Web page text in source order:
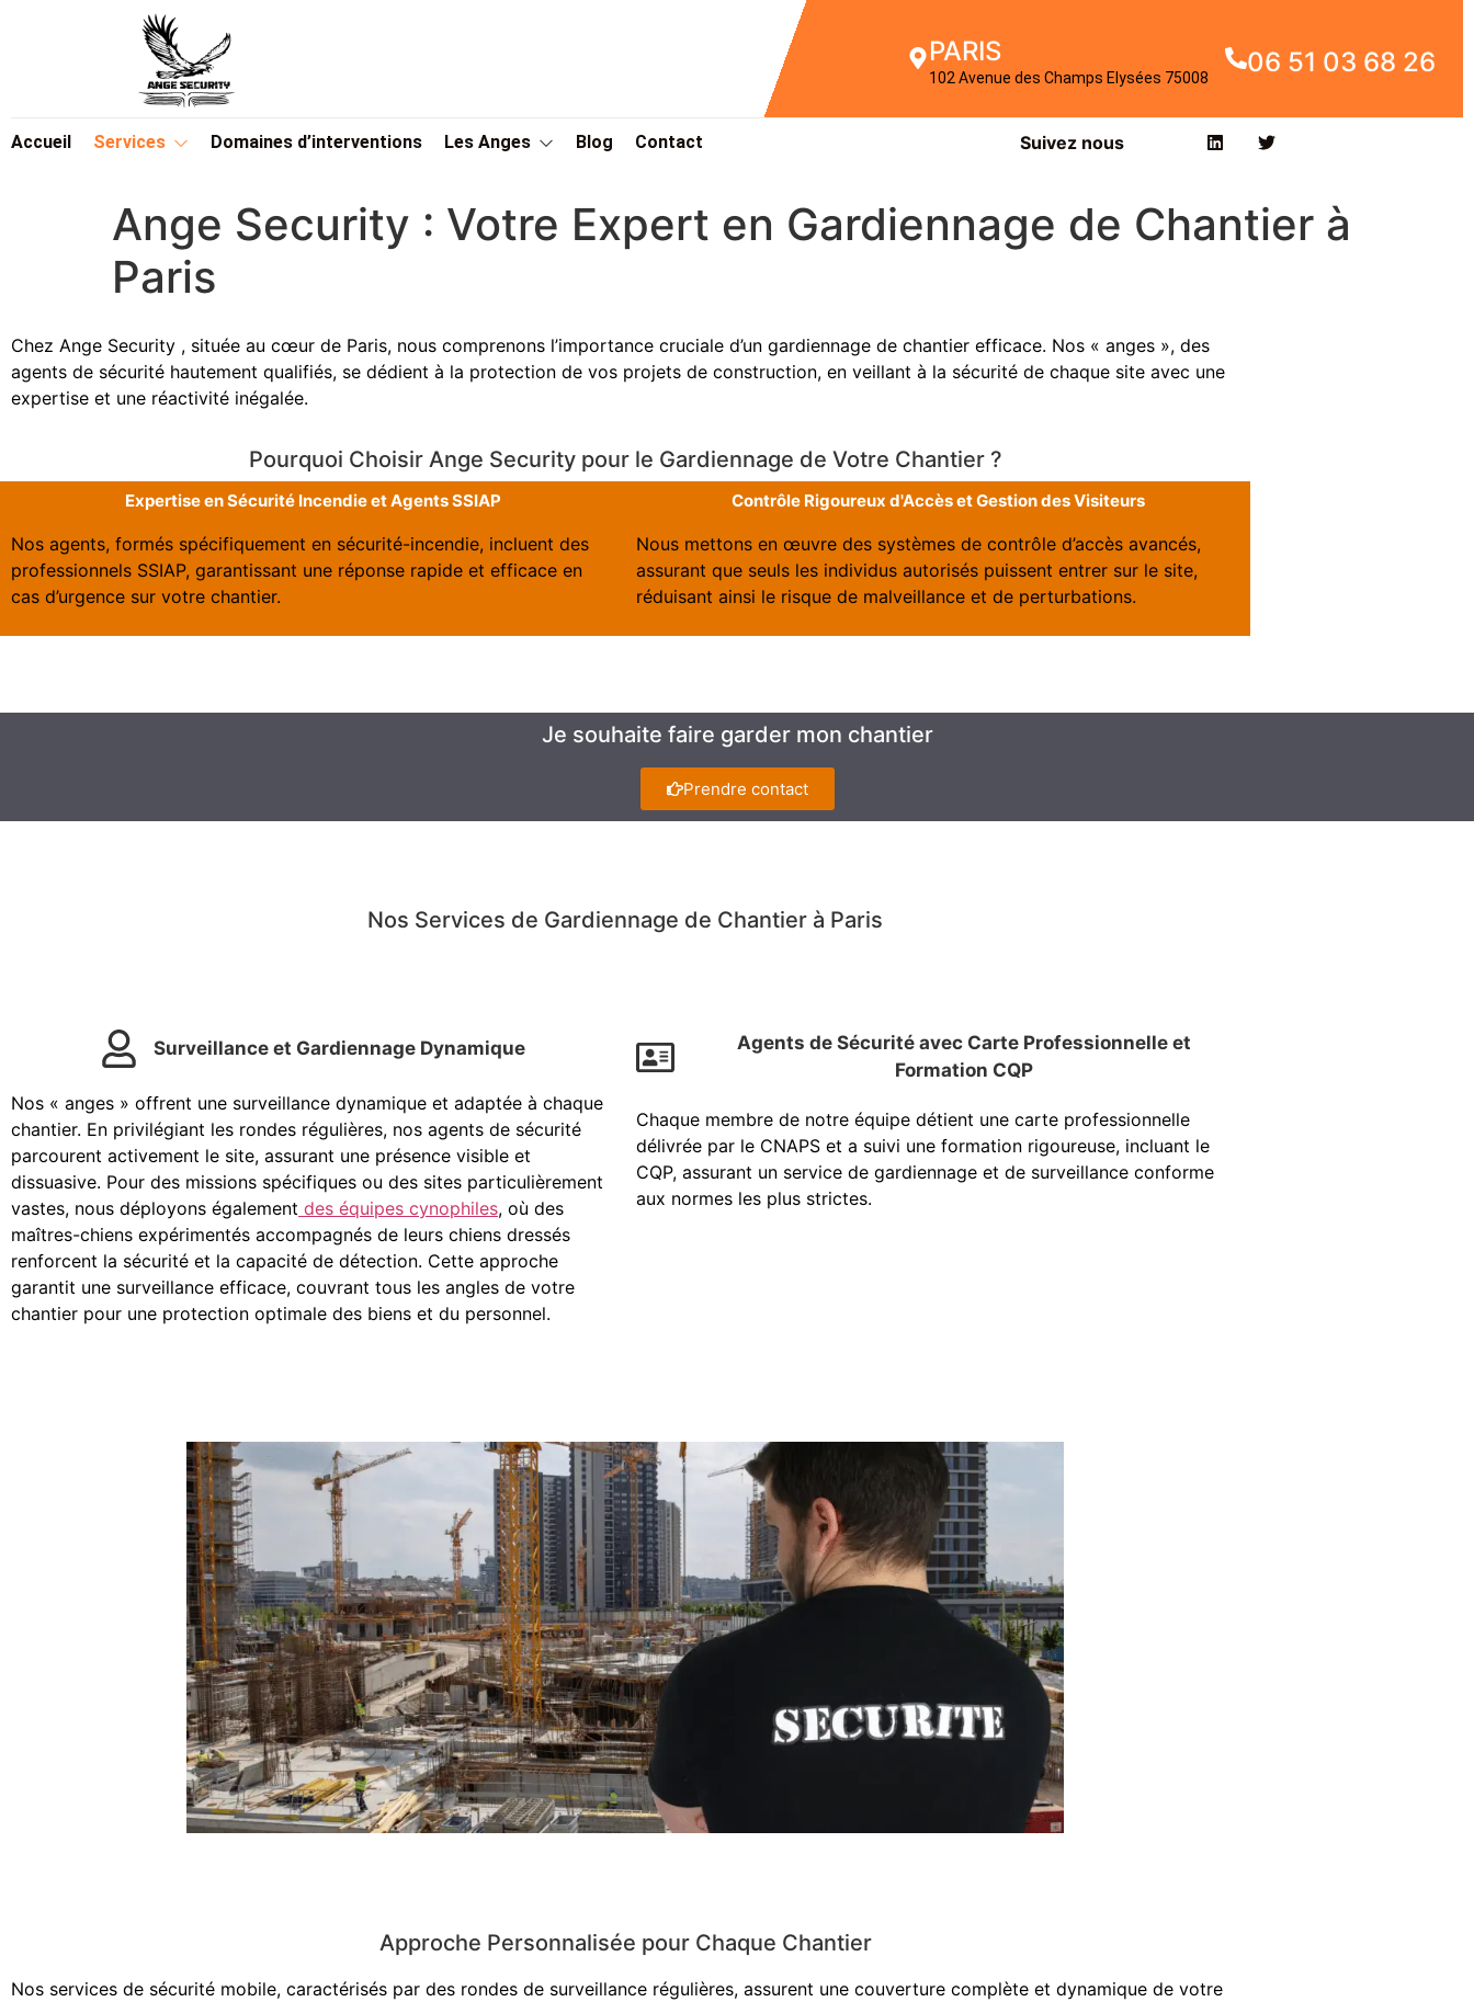
PARIS
102 Avenue des Champs Elysées 75008 06 51 03 68 26
Accueil Services Domaines d’interventions Les Anges Blog Contact Suivez nous
Ange Security : Votre Expert en Gardiennage de Chantier à
Paris
Chez Ange Security , située au cœur de Paris, nous comprenons l’importance cruciale d’un gardiennage de chantier efficace. Nos « anges », des
agents de sécurité hautement qualifiés, se dédient à la protection de vos projets de construction, en veillant à la sécurité de chaque site avec une
expertise et une réactivité inégalée.
Pourquoi Choisir Ange Security pour le Gardiennage de Votre Chantier ?
Expertise en Sécurité Incendie et Agents SSIAP
Nos agents, formés spécifiquement en sécurité-incendie, incluent des
professionnels SSIAP, garantissant une réponse rapide et efficace en
cas d’urgence sur votre chantier.
Contrôle Rigoureux d'Accès et Gestion des Visiteurs
Nous mettons en œuvre des systèmes de contrôle d’accès avancés,
assurant que seuls les individus autorisés puissent entrer sur le site,
réduisant ainsi le risque de malveillance et de perturbations.
Je souhaite faire garder mon chantier
Prendre contact
Nos Services de Gardiennage de Chantier à Paris
Surveillance et Gardiennage Dynamique
Nos « anges » offrent une surveillance dynamique et adaptée à chaque
chantier. En privilégiant les rondes régulières, nos agents de sécurité
parcourent activement le site, assurant une présence visible et
dissuasive. Pour des missions spécifiques ou des sites particulièrement
vastes, nous déployons également des équipes cynophiles, où des
maîtres-chiens expérimentés accompagnés de leurs chiens dressés
renforcent la sécurité et la capacité de détection. Cette approche
garantit une surveillance efficace, couvrant tous les angles de votre
chantier pour une protection optimale des biens et du personnel.
Agents de Sécurité avec Carte Professionnelle et
Formation CQP
Chaque membre de notre équipe détient une carte professionnelle
délivrée par le CNAPS et a suivi une formation rigoureuse, incluant le
CQP, assurant un service de gardiennage et de surveillance conforme
aux normes les plus strictes.
Approche Personnalisée pour Chaque Chantier
Nos services de sécurité mobile, caractérisés par des rondes de surveillance régulières, assurent une couverture complète et dynamique de votre